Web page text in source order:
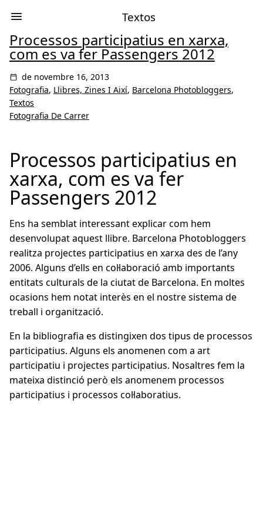
Textos
Processos participatius en xarxa,
com es va fer Passengers 2012
de novembre 16, 2013
Fotografia, Llibres, Zines I Així, Barcelona Photobloggers,
Textos
Fotografia De Carrer
Processos participatius en
xarxa, com es va fer
Passengers 2012
Ens ha semblat interessant explicar com hem
desenvolupat aquest llibre. Barcelona Photobloggers
realitza projectes participatius en xarxa des de l’any
2006. Alguns d’ells en col·laboració amb importants
entitats culturals de la ciutat de Barcelona. En moltes
ocasions hem notat interès en el nostre sistema de
treball i organització.
En la bibliografia es distingixen dos tipus de processos
participatius. Alguns els anomenen com a art
participatiu i projectes participatius. Nosaltres fem la
mateixa distinció però els anomenem processos
participatius i processos col·laboratius.